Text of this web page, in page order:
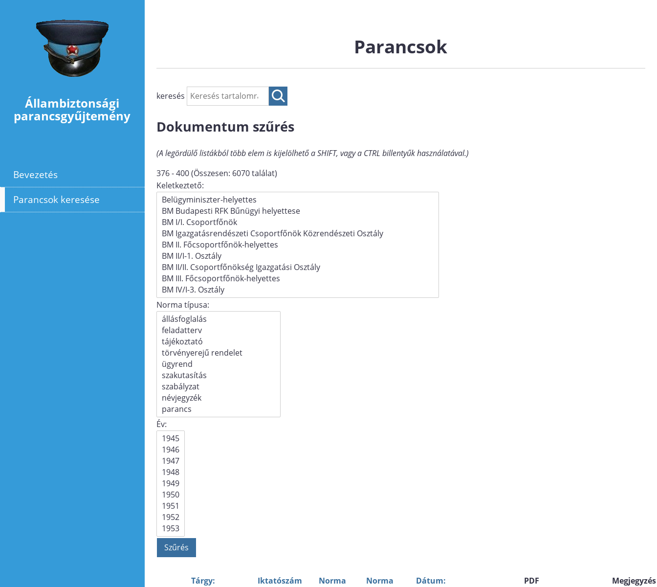
Állambiztonsági
parancsgyűjtemény
Bevezetés
Parancsok keresése
Parancsok
keresés
Dokumentum szűrés
(A legördülő listákból több elem is kijelölhető a SHIFT, vagy a CTRL billentyűk használatával.)
376 - 400 (Összesen: 6070 találat)
Keletkeztető:
Norma típusa:
Év:
Tárgy: Iktatószám
Norma
Norma
Dátum: PDF Megjegyzés